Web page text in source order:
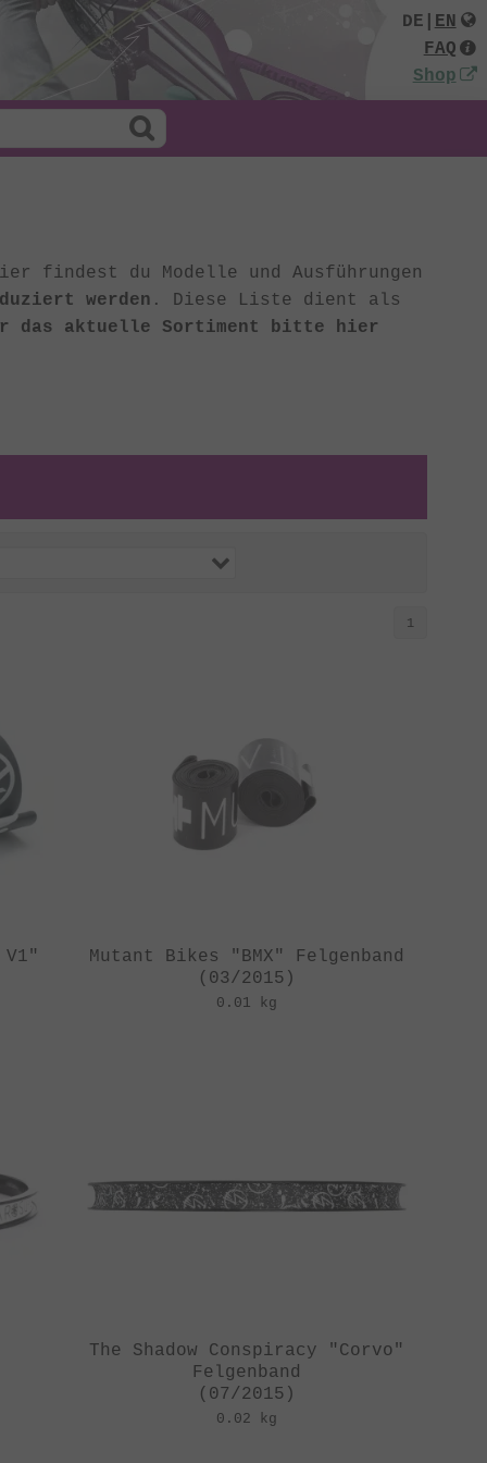
DE
EN
FAQ
Shop
findest du Modelle und Ausführungen
werden . Diese Liste dient als
das aktuelle Sortiment bitte hier
1
Mutant Bikes "BMX" Felgenband
(03/2015)
0.01 kg
The Shadow Conspiracy "Corvo"
Felgenband
(07/2015)
0.02 kg